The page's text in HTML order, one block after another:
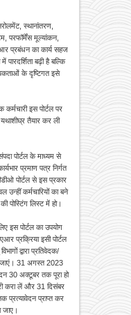
स्थानांतरण,
परफॉर्मेंस मूल्यांकन,
प्रबंधन का कार्य सहज
बढ़ी है बल्कि
के दृष्टिगत इसे
इस पोर्टल पर
यथाशीघ्र तैयार कर ली
पोर्टल के माध्यम से
प्रमाण पत्र निर्गत
पोर्टल से इस प्रकार
उन्हीं कर्मचारियों का बने
पोस्टिंग लिस्ट में हो।
इस पोर्टल का उपयोग
प्रक्रिया इसी पोर्टल
द्वारा प्रतिवेदक/
जाएं। 31 अगस्त 2023
30 अक्टूबर तक पूरा हो
करा लें और 31 दिसंबर
प्रत्यावेदन प्राप्त कर
जाए।